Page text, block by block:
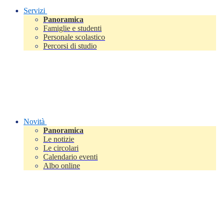
Servizi
Panoramica
Famiglie e studenti
Personale scolastico
Percorsi di studio
Novità
Panoramica
Le notizie
Le circolari
Calendario eventi
Albo online